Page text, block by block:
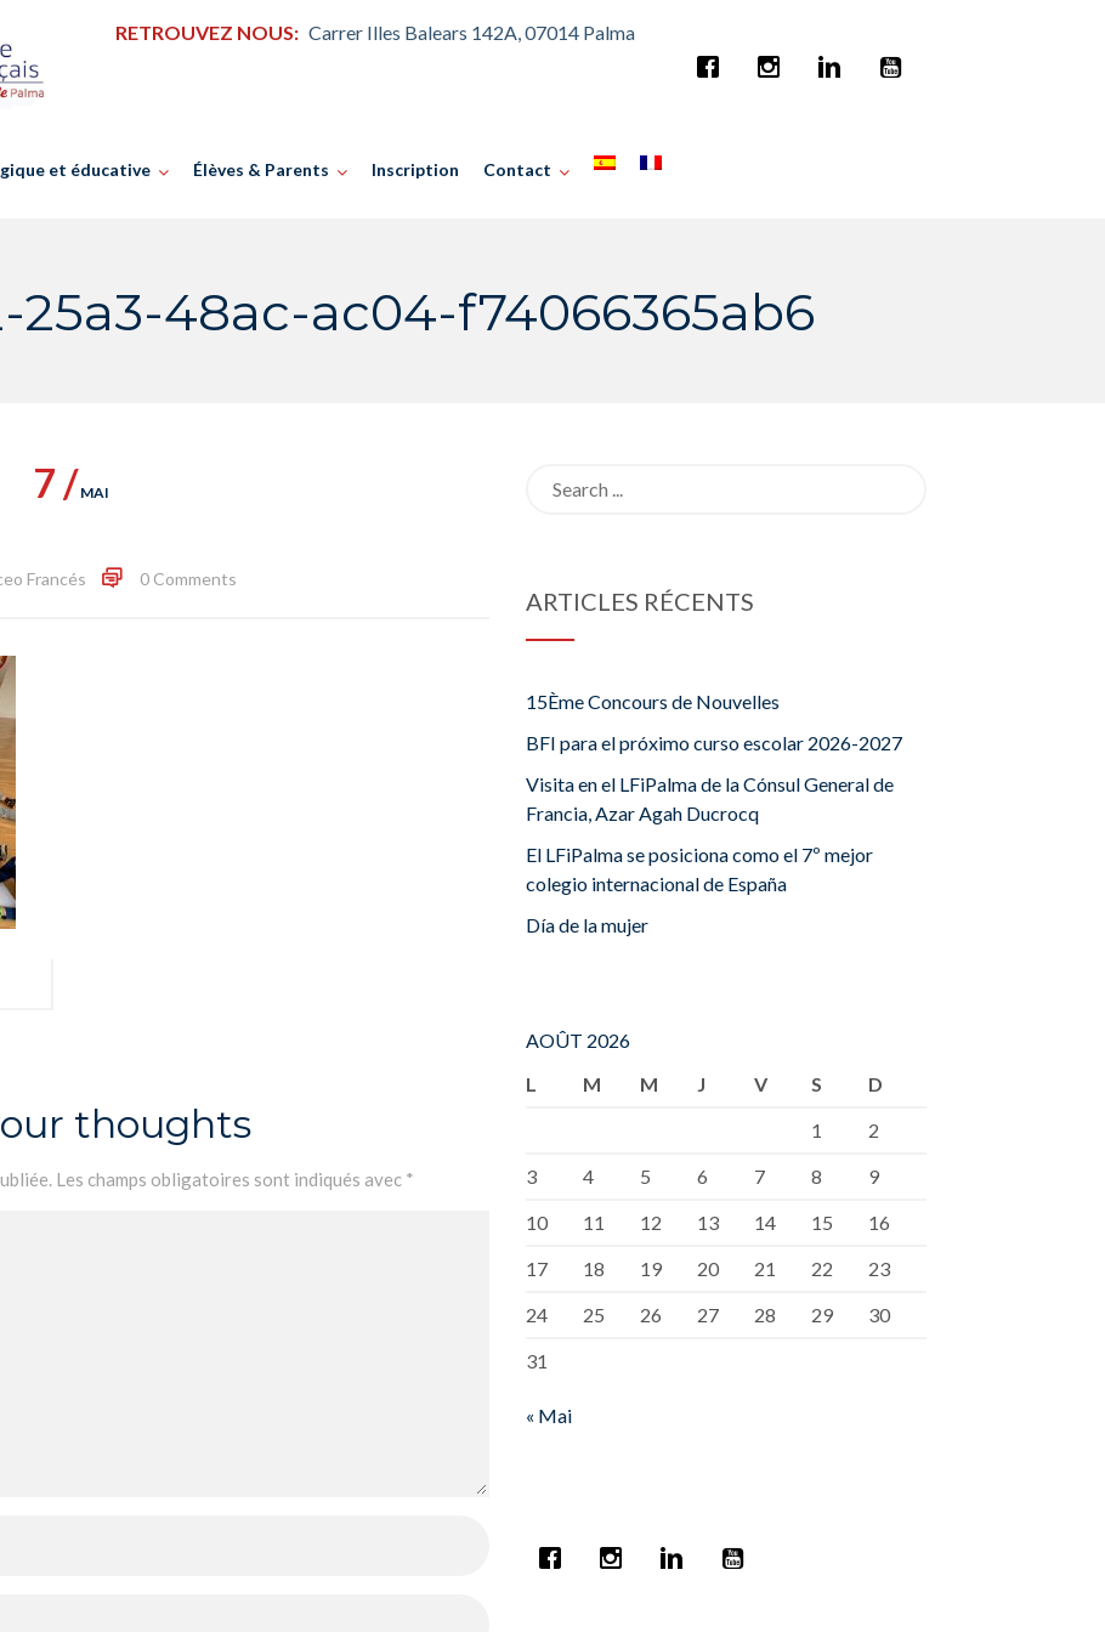
RETROUVEZ NOUS: Carrer Illes Balears 142A, 07014 Palma
et éducative Élèves & Parents Inscription Contact
25a3-48ac-ac04-f74066365ab6
7 / MAI
Francés 0 Comments
thoughts
Les champs obligatoires sont indiqués avec *
ARTICLES RÉCENTS
15Ème Concours de Nouvelles
BFI para el próximo curso escolar 2026-2027
Visita en el LFiPalma de la Cónsul General de
Francia, Azar Agah Ducrocq
El LFiPalma se posiciona como el 7º mejor
colegio internacional de España
Día de la mujer
AOÛT 2026
L
M M J V S
D
1
2
3
4 5 6 7 8
9
10
11 12 13 14 15
16
17
18 19 20 21 22
23
24
25 26 27 28 29
30
31
« Mai